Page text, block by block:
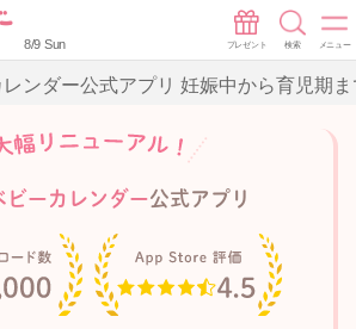
8/9 Sun プレゼント 検索 メニュー
ンダー公式アプリ 妊娠中から育児期
ビーカレンダー公式アプリ